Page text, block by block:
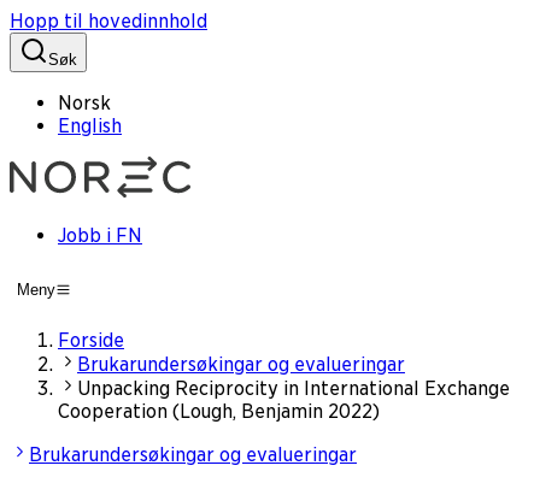
Hopp til hovedinnhold
Søk
Norsk
English
Jobb i FN
Meny
Forside
Brukarundersøkingar og evalueringar
Unpacking Reciprocity in International Exchange
Cooperation (Lough, Benjamin 2022)
Brukarundersøkingar og evalueringar